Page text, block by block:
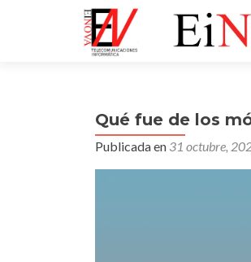
Qué fue de los
Publicada en 31 octubre,